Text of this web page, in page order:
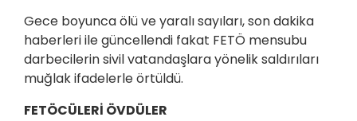
Gece boyunca ölü ve yaralı sayıları, son dakika
haberleri ile güncellendi fakat FETÖ mensubu
darbecilerin sivil vatandaşlara yönelik saldırıları
muğlak ifadelerle örtüldü.
FETÖCÜLERİ ÖVDÜLER